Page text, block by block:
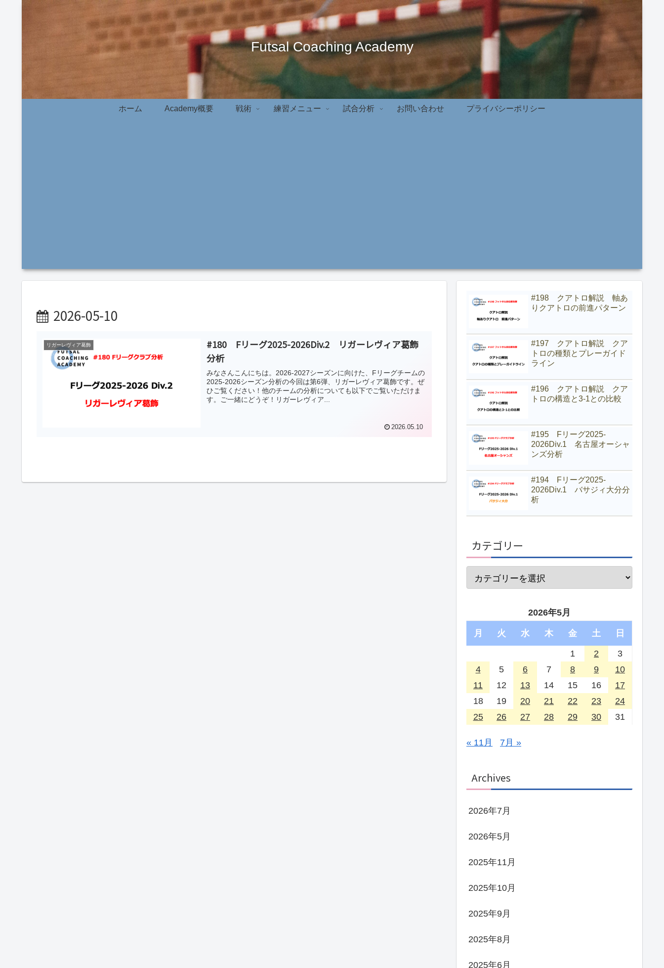
Futsal Coaching Academy
ホーム Academy概要 戦術 練習メニュー 試合分析 お問い合わせ プライバシーポリシー
2026-05-10
リガーレヴィア葛飾
#180 Fリーグ2025-2026Div.2 リガーレヴィア葛飾
分析
みなさんこんにちは。2026-2027シーズンに向けた、Fリーグチームの
2025-2026シーズン分析の今回は第6弾、リガーレヴィア葛飾です。ぜ
ひご覧ください！他のチームの分析についても以下でご覧いただけま
す。ご一緒にどうぞ！リガーレヴィア...
2026.05.10
#198 クアトロ解説 軸あ
りクアトロの前進パターン
#197 クアトロ解説 クア
トロの種類とプレーガイド
ライン
#196 クアトロ解説 クア
トロの構造と3-1との比較
#195 Fリーグ2025-
2026Div.1 名古屋オーシャ
ンズ分析
#194 Fリーグ2025-
2026Div.1 バサジィ大分分
析
カテゴリー
2026年5月
月 火 水 木 金 土 日
1 2
3
4
5 6 7 8 9
10
11
12 13 14 15 16
17
18
19 20 21 22 23
24
25
26 27 28 29 30 31
« 11月 7月 »
Archives
2026年7月
2026年5月
2025年11月
2025年10月
2025年9月
2025年8月
2025年6月